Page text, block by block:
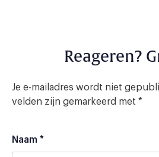
Reageren?
Je e-mailadres wordt niet
velden zijn gemarkeerd met *
Naam *